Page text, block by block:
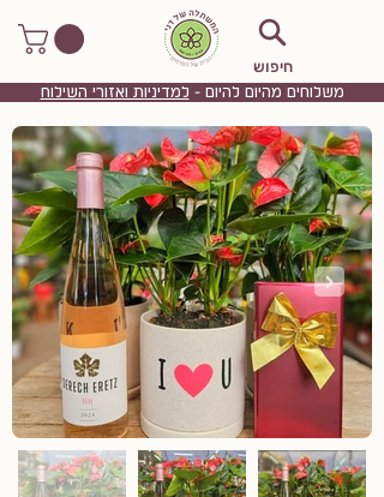
חיפוש
משלוחים מהיום להיום - למדיניות ואזורי השילוח